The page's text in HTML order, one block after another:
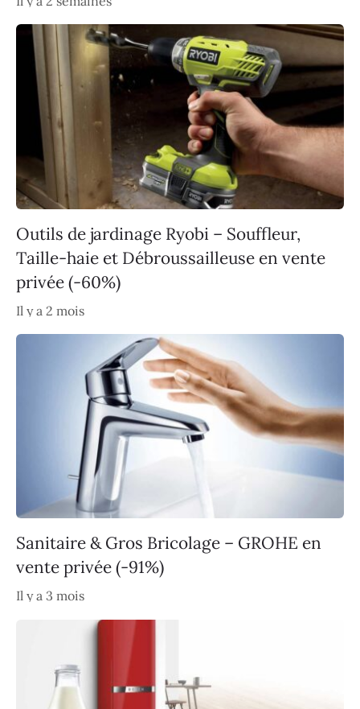
Outils de jardinage Ryobi – Souffleur,
Taille-haie et Débroussailleuse en vente
privée (-60%)
Il y a 2 mois
Sanitaire & Gros Bricolage – GROHE en
vente privée (-91%)
Il y a 3 mois